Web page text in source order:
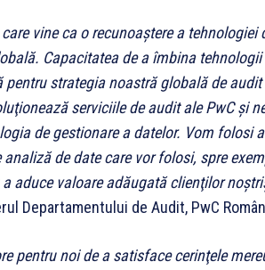
vine ca o recunoaştere a tehnologiei
Capacitatea de a îmbina
strategia noastră globală de
serviciile de audit ale PwC şi
de gestionare a datelor. Vom folosi
de date care vor folosi, spre
aduce valoare adăugată clienţilor
Departamentului de Audit, PwC
pentru noi de a satisface cerinţele